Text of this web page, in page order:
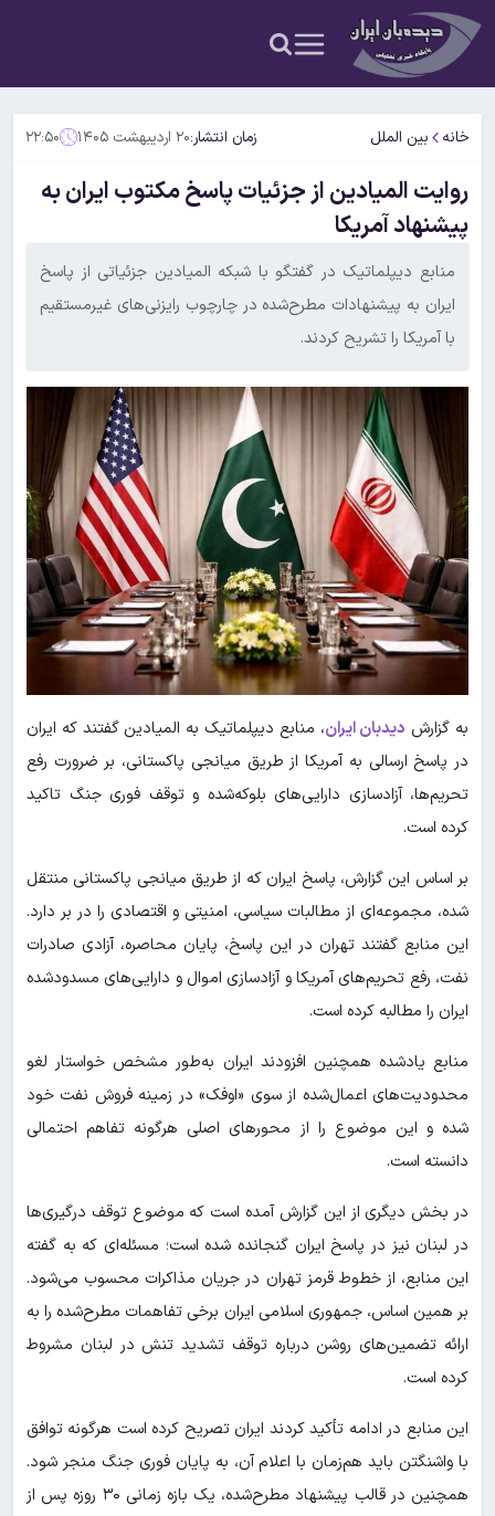
خانه بین الملل زمان انتشار:۲۰ اردیبهشت ۱۴۰۵ ۲۲:۵۰
روایت المیادین از جزئیات پاسخ مکتوب ایران به
پیشنهاد آمریکا
منابع دیپلماتیک در گفتگو با شبکه المیادین جزئیاتی از پاسخ
ایران به پیشنهادات مطرح‌شده در چارچوب رایزنی‌های غیرمستقیم
با آمریکا را تشریح کردند.
به گزارش دیدبان ایران، منابع دیپلماتیک به المیادین گفتند که ایران
در پاسخ ارسالی به آمریکا از طریق میانجی پاکستانی، بر ضرورت رفع
تحریم‌ها، آزادسازی دارایی‌های بلوکه‌شده و توقف فوری جنگ تاکید
کرده است.
بر اساس این گزارش، پاسخ ایران که از طریق میانجی پاکستانی منتقل
شده، مجموعه‌ای از مطالبات سیاسی، امنیتی و اقتصادی را در بر دارد.
این منابع گفتند تهران در این پاسخ، پایان محاصره، آزادی صادرات
نفت، رفع تحریم‌های آمریکا و آزادسازی اموال و دارایی‌های مسدودشده
ایران را مطالبه کرده است.
منابع یادشده همچنین افزودند ایران به‌طور مشخص خواستار لغو
محدودیت‌های اعمال‌شده از سوی «اوفک» در زمینه فروش نفت خود
شده و این موضوع را از محورهای اصلی هرگونه تفاهم احتمالی
دانسته است.
در بخش دیگری از این گزارش آمده است که موضوع توقف درگیری‌ها
در لبنان نیز در پاسخ ایران گنجانده شده است؛ مسئله‌ای که به گفته
این منابع، از خطوط قرمز تهران در جریان مذاکرات محسوب می‌شود.
بر همین اساس، جمهوری اسلامی ایران برخی تفاهمات مطرح‌شده را به
ارائه تضمین‌های روشن درباره توقف تشدید تنش در لبنان مشروط
کرده است.
این منابع در ادامه تأکید کردند ایران تصریح کرده است هرگونه توافق
با واشنگتن باید هم‌زمان با اعلام آن، به پایان فوری جنگ منجر شود.
همچنین در قالب پیشنهاد مطرح‌شده، یک بازه زمانی ۳۰ روزه پس از